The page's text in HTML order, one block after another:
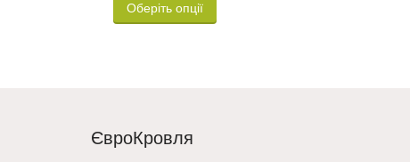
Оберіть опції
ЄвроКровля